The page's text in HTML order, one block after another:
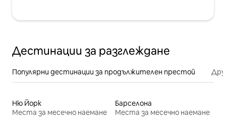
Дестинации за разглеждане
Популярни дестинации за продължителен престой
Ню Йорк
Места за месечно наемане
Барселона
Места за месечно наемане